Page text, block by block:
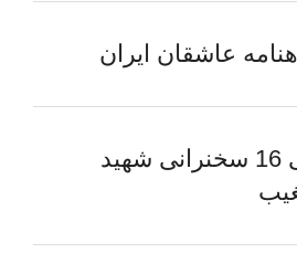
عاشقان ایران
دانلود فایل صوتی 16 سخنرانی شهید